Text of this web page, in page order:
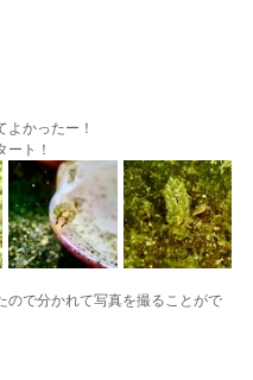
よかったー！
ート！
ので分かれて写真を撮ることがで